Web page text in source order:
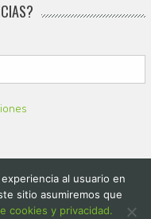
al usuario en
sitio asumiremos que
cookies y privacidad.